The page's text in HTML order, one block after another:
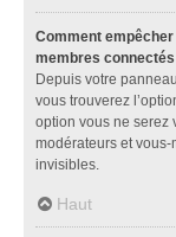
Comment
membres
Depuis votre
vous trouverez
option vous ne serez
modérateurs et
invisibles.
Haut